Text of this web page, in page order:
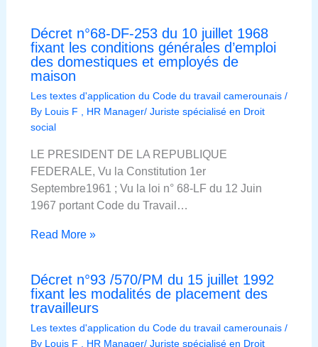
Décret n°68-DF-253 du 10 juillet 1968
fixant les conditions générales d’emploi
des domestiques et employés de
maison
Les textes d'application du Code du travail camerounais/
By Louis F , HR Manager/ Juriste spécialisé en Droit
social
LE PRESIDENT DE LA REPUBLIQUE
FEDERALE, Vu la Constitution 1er
Septembre1961 ; Vu la loi n° 68-LF du 12 Juin
1967 portant Code du Travail…
Read More »
Décret n°93 /570/PM du 15 juillet 1992
fixant les modalités de placement des
travailleurs
Les textes d'application du Code du travail camerounais/
By Louis F , HR Manager/ Juriste spécialisé en Droit